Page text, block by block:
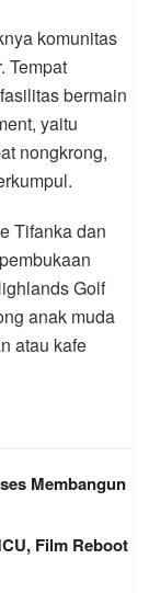
komunitas
Tempat
bermain
yaitu
nongkrong,
Tifanka dan
Golf
anak muda
atau kafe
Membangun
Film Reboot